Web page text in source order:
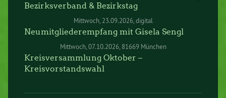
Bezirksverband & Bezirkstag
Mittwoch 23.09.2026 digital
Neumitgliederempfang mit Gisela Sengl
Mittwoch 07.10.2026 81669 München
Kreisversammlung Oktober –
Kreisvorstandswahl